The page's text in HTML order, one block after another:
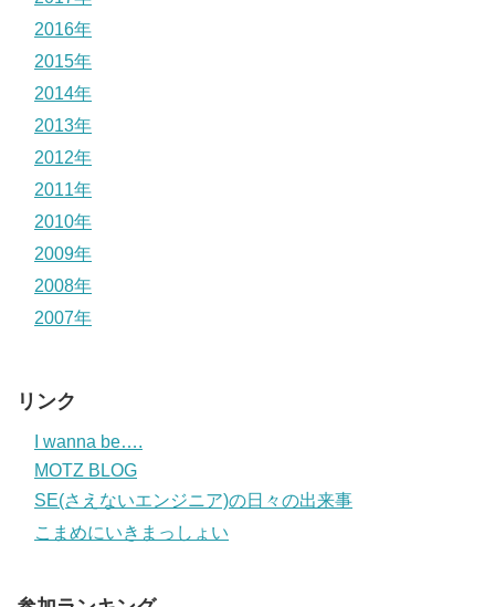
2016年
2015年
2014年
2013年
2012年
2011年
2010年
2009年
2008年
2007年
リンク
I wanna be….
MOTZ BLOG
SE(さえないエンジニア)の日々の出来事
こまめにいきまっしょい